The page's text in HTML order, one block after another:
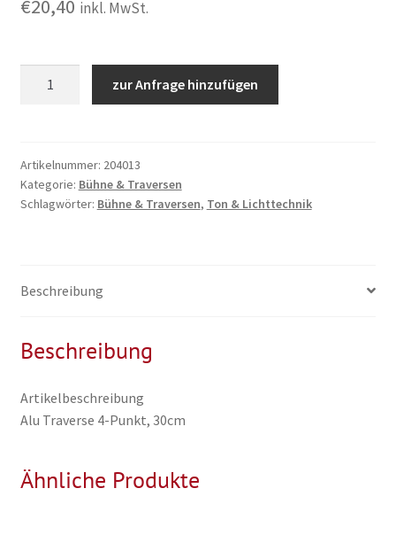
€20,40 inkl. MwSt.
Abgang
Menge
zur Anfrage hinzufügen
Artikelnummer: 204013
Kategorie: Bühne & Traversen
Schlagwörter: Bühne & Traversen, Ton & Lichttechnik
Beschreibung
Beschreibung
Artikelbeschreibung
Alu Traverse 4-Punkt, 30cm
Ähnliche Produkte